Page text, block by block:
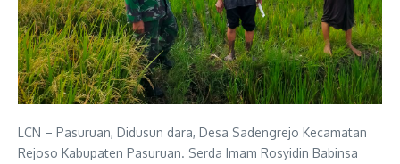
LCN – Pasuruan, Didusun dara, Desa Sadengrejo Kecamatan
Rejoso Kabupaten Pasuruan. Serda Imam Rosyidin Babinsa